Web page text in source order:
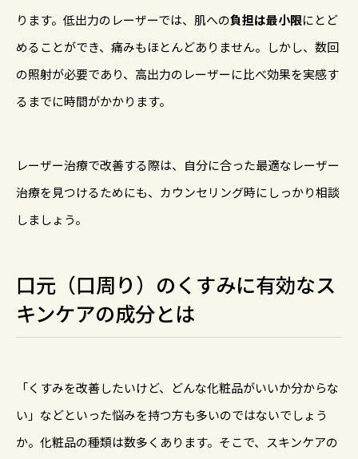
ります。低出力のレーザーでは、肌への負担は最小限にとど
めることができ、痛みもほとんどありません。しかし、数回
の照射が必要であり、高出力のレーザーに比べ効果を実感す
るまでに時間がかかります。
レーザー治療で改善する際は、自分に合った最適なレーザー
治療を見つけるためにも、カウンセリング時にしっかり相談
しましょう。
口元（口周り）のくすみに有効なス
キンケアの成分とは
「くすみを改善したいけど、どんな化粧品がいいか分からな
い」などといった悩みを持つ方も多いのではないでしょう
か。化粧品の種類は数多くあります。そこで、スキンケアの